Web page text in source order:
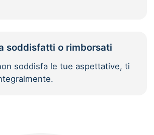
soddisfatti o rimborsati
soddisfa le tue aspettative, ti